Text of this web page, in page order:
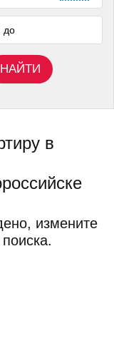
НАЙТИ
в
измените